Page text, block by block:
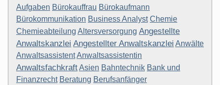
Aufgaben Bürokauffrau Bürokaufmann
Bürokommunikation Business Analyst Chemie
Chemieabteilung Altersversorgung Angestellte
Anwaltskanzlei Angestellter Anwaltskanzlei Anwälte
AnwaltsassistentAnwaltsassistentin
AnwaltsfachkraftAsien Bahntechnik Bank und
Finanzrecht Beratung Berufsanfänger